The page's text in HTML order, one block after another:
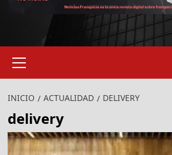
primario
INICIO ACTUALIDAD DELIVERY
delivery